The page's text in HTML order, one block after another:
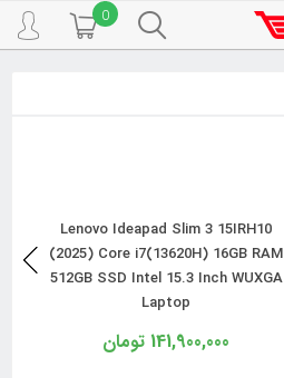
0
Lenovo Ideapad Slim 3 15IRH10
(2025) Core i7(13620H) 16GB RAM
512GB SSD Intel 15.3 Inch WUXGA
Laptop
141,900,000 تومان